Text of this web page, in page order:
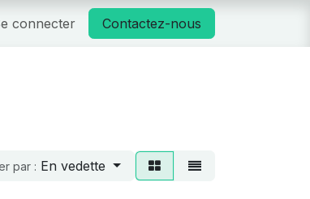
connecter Contactez-nous
par : En vedette